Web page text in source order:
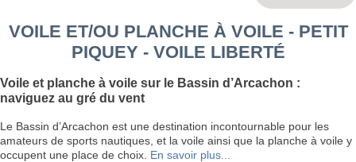
VOILE ET/OU PLANCHE À VOILE - PETIT
PIQUEY - VOILE LIBERTÉ
Voile et planche à voile sur le Bassin d’Arcachon :
naviguez au gré du vent
Le Bassin d’Arcachon est une destination incontournable pour les
amateurs de sports nautiques, et la voile ainsi que la planche à voile y
occupent une place de choix. En savoir plus...